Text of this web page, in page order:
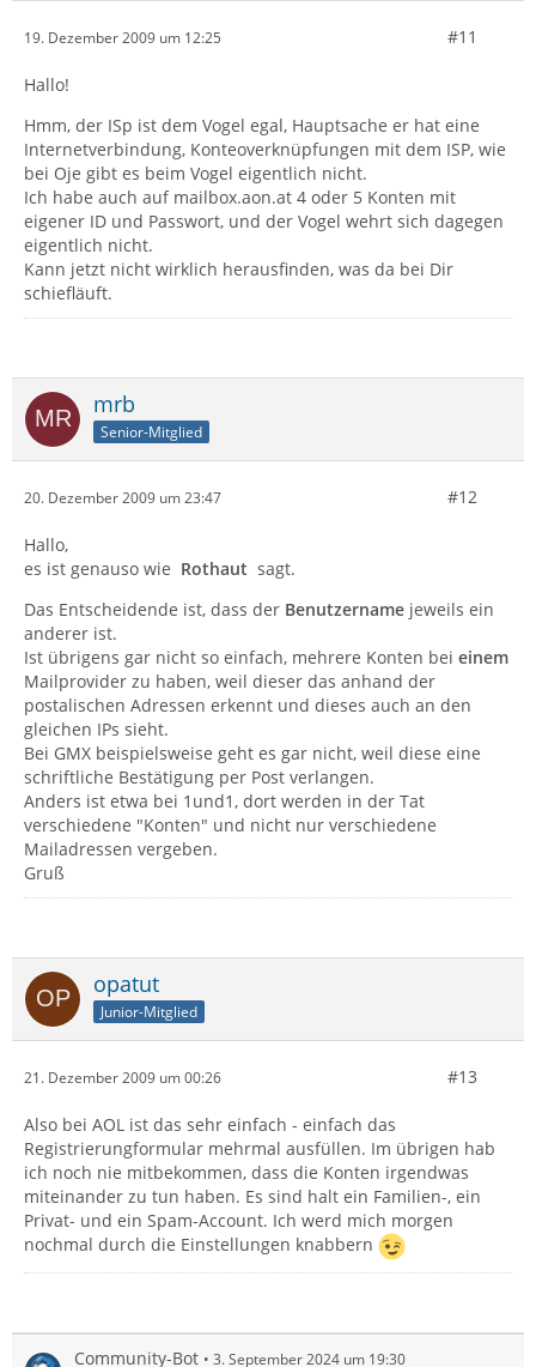
19. Dezember 2009 um 12:25 #11
Hallo!
Hmm, der ISp ist dem Vogel egal, Hauptsache er hat eine
Internetverbindung, Konteoverknüpfungen mit dem ISP, wie
bei Oje gibt es beim Vogel eigentlich nicht.
Ich habe auch auf mailbox.aon.at 4 oder 5 Konten mit
eigener ID und Passwort, und der Vogel wehrt sich dagegen
eigentlich nicht.
Kann jetzt nicht wirklich herausfinden, was da bei Dir
schiefläuft.
mrb
Senior-Mitglied
20. Dezember 2009 um 23:47 #12
Hallo,
es ist genauso wie Rothaut sagt.
Das Entscheidende ist, dass der Benutzername jeweils ein
anderer ist.
Ist übrigens gar nicht so einfach, mehrere Konten bei einem
Mailprovider zu haben, weil dieser das anhand der
postalischen Adressen erkennt und dieses auch an den
gleichen IPs sieht.
Bei GMX beispielsweise geht es gar nicht, weil diese eine
schriftliche Bestätigung per Post verlangen.
Anders ist etwa bei 1und1, dort werden in der Tat
verschiedene "Konten" und nicht nur verschiedene
Mailadressen vergeben.
Gruß
opatut
Junior-Mitglied
21. Dezember 2009 um 00:26 #13
Also bei AOL ist das sehr einfach - einfach das
Registrierungformular mehrmal ausfüllen. Im übrigen hab
ich noch nie mitbekommen, dass die Konten irgendwas
miteinander zu tun haben. Es sind halt ein Familien-, ein
Privat- und ein Spam-Account. Ich werd mich morgen
nochmal durch die Einstellungen knabbern
Community-Bot 3. September 2024 um 19:30